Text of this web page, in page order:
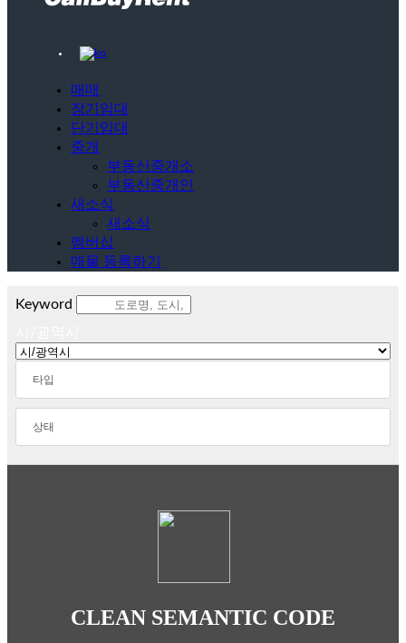
매매
장기임대
단기임대
중개
부동산중개소
부동산중개인
새소식
새소식
멤버십
매물 등록하기
Keyword
타입
아파트
상태
단기임대
CLEAN SEMANTIC CODE